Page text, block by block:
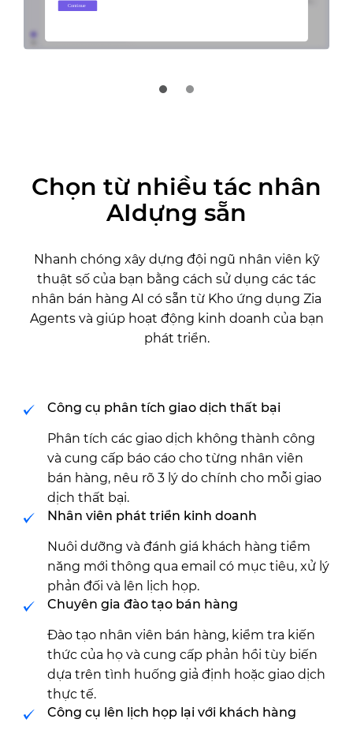
Chọn từ nhiều tác nhân
AIdựng sẵn
Nhanh chóng xây dựng đội ngũ nhân viên kỹ
thuật số của bạn bằng cách sử dụng các tác
nhân bán hàng AI có sẵn từ Kho ứng dụng Zia
Agents và giúp hoạt động kinh doanh của bạn
phát triển.
Công cụ phân tích giao dịch thất bại
Phân tích các giao dịch không thành công
và cung cấp báo cáo cho từng nhân viên
bán hàng, nêu rõ 3 lý do chính cho mỗi giao
dịch thất bại.
Nhân viên phát triển kinh doanh
Nuôi dưỡng và đánh giá khách hàng tiềm
năng mới thông qua email có mục tiêu, xử lý
phản đối và lên lịch họp.
Chuyên gia đào tạo bán hàng
Đào tạo nhân viên bán hàng, kiểm tra kiến
thức của họ và cung cấp phản hồi tùy biến
dựa trên tình huống giả định hoặc giao dịch
thực tế.
Công cụ lên lịch họp lại với khách hàng